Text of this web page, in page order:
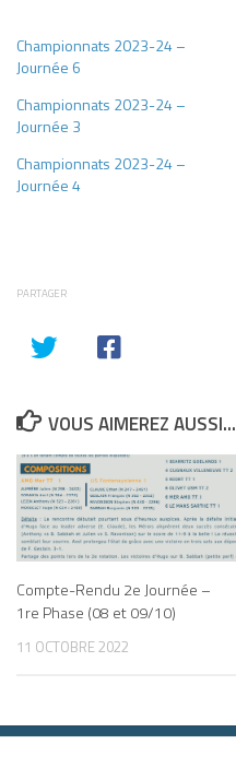
Championnats 2023-24 –
Journée 6
Championnats 2023-24 –
Journée 3
Championnats 2023-24 –
Journée 4
PARTAGER
VOUS AIMEREZ AUSSI...
Compte-Rendu 2e Journée –
1re Phase (08 et 09/10)
11 OCTOBRE 2022